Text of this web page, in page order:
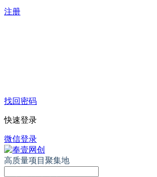
注册
找回密码
快速登录
微信登录
高质量项目聚集地